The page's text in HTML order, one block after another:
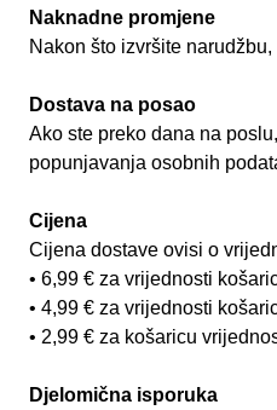
Naknadne promjene
Nakon što izvršite
Dostava na posao
Ako ste preko dana na
popunjavanja osobnih
Cijena
Cijena dostave ovisi o
• 6,99 € za vrijednosti
• 4,99 € za vrijednosti
• 2,99 € za košaricu
Djelomična isporuka